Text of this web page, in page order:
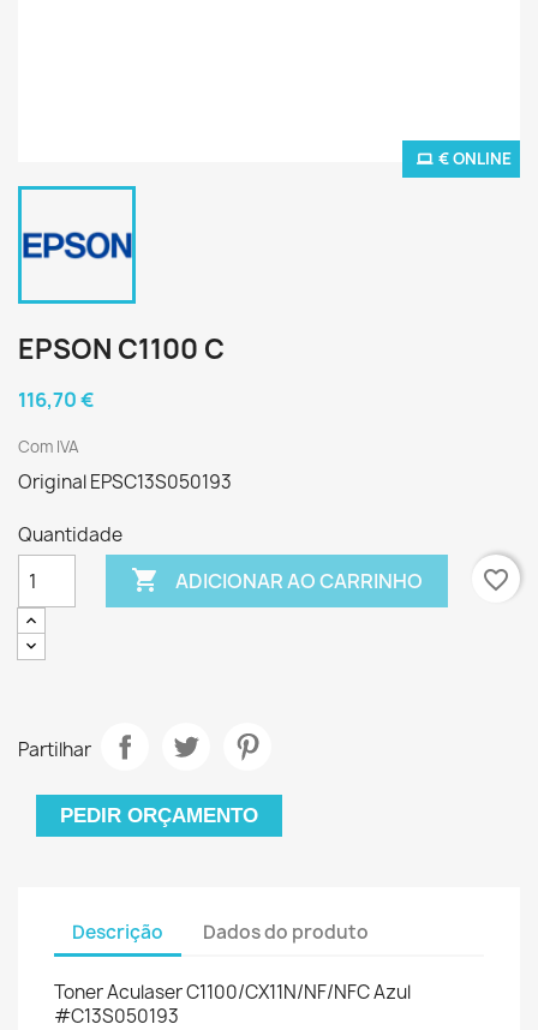
€ ONLINE
EPSON C1100 C
116,70 €
Com IVA
Original EPSC13S050193
Quantidade
 ADICIONAR AO CARRINHO favorite_border
Partilhar
PEDIR ORÇAMENTO
Descrição Dados do produto
Toner Aculaser C1100/CX11N/NF/NFC Azul
#C13S050193